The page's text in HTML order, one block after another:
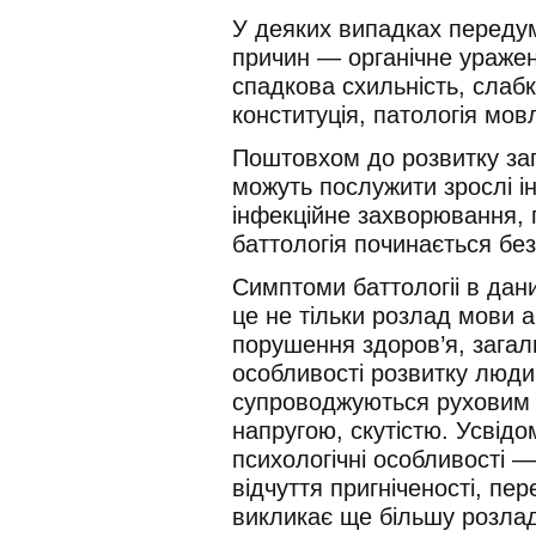
У деяких випадках
причин — органічне
спадкова схильність,
конституція, патологія
Поштовхом до розвитку
можуть послужити зрослі
інфекційне
баттологія починається
Симптоми баттологіі в
це не тільки розлад мови
порушення здоров’я,
особливості розвитку
супроводжуються
напругою, скутістю.
психологічні особливості
відчуття пригніченості,
викликає ще більшу